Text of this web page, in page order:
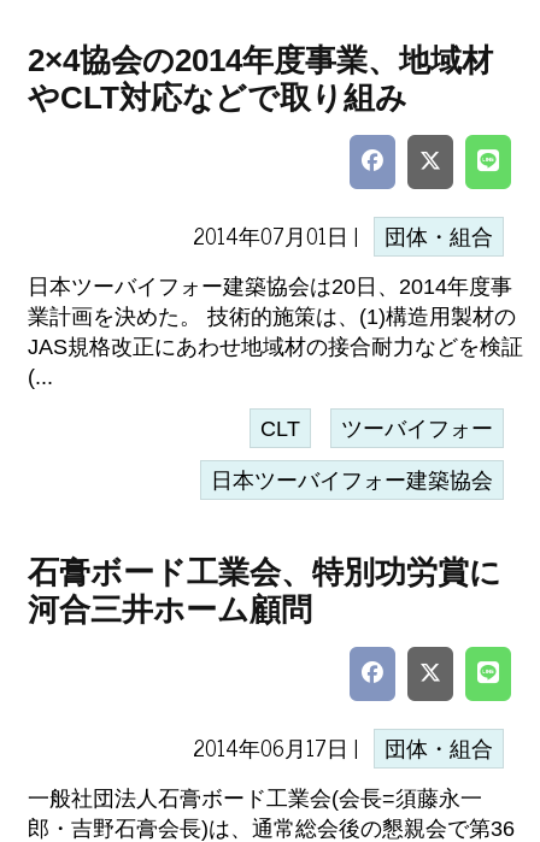
2×4協会の2014年度事業、地域材
やCLT対応などで取り組み
2014年07月01日 | 団体・組合
日本ツーバイフォー建築協会は20日、2014年度事
業計画を決めた。 技術的施策は、(1)構造用製材の
JAS規格改正にあわせ地域材の接合耐力などを検証
(...
CLT ツーバイフォー
日本ツーバイフォー建築協会
石膏ボード工業会、特別功労賞に
河合三井ホーム顧問
2014年06月17日 | 団体・組合
一般社団法人石膏ボード工業会(会長=須藤永一
郎・吉野石膏会長)は、通常総会後の懇親会で第36